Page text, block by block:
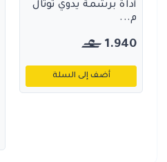
أداة برشمة يدوي توتال
م...
1.940
أضف إلى السلة